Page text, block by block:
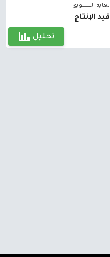
نهاية التسويق
قيد الإنتاج
تحليل